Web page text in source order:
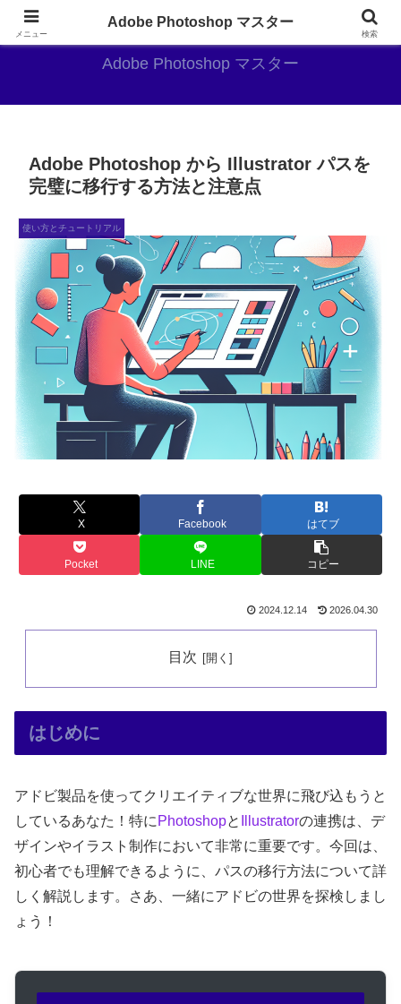
AdobePhotoshopがやっぱり最強
Adobe Photoshop マスター
Adobe Photoshop から Illustrator パスを
完璧に移行する方法と注意点
使い方とチュートリアル
X Facebook はてブ
Pocket LINE コピー
2024.12.14 2026.04.30
目次
はじめに
アドビ製品を使ってクリエイティブな世界に飛び込もうと
しているあなた！特に Photoshopと Illustratorの連携は、デ
ザインやイラスト制作において非常に重要です。今回は、
初心者でも理解できるように、パスの移行方法について詳
しく解説します。さあ、一緒にアドビの世界を探検しまし
ょう！
メニュー
Adobe Photoshop マスター
検索